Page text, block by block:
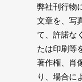
弊社刊行物
文章を、写
て、許諾な
たは印刷等
著作権、肖
り、場合に